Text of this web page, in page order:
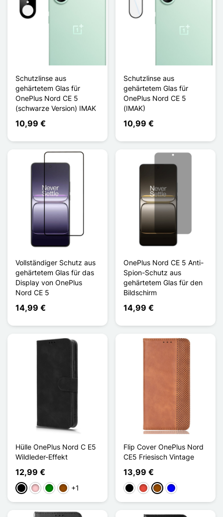
Schutzlinse aus
gehärtetem Glas für
OnePlus Nord CE 5
(schwarze Version) IMAK
10,99 €
Schutzlinse aus
gehärtetem Glas für
OnePlus Nord CE 5
(IMAK)
10,99 €
Vollständiger Schutz aus
gehärtetem Glas für das
Display von OnePlus
Nord CE 5
14,99 €
OnePlus Nord CE 5 Anti-
Spion-Schutz aus
gehärtetem Glas für den
Bildschirm
14,99 €
Hülle OnePlus Nord C E5
Wildleder-Effekt
12,99 €
Schwarz
PinkGrünBraun
+1
Flip Cover OnePlus Nord
CE5 Friesisch Vintage
13,99 €
Schwarz
Rot BraunBlau